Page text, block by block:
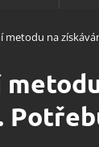
metodu na